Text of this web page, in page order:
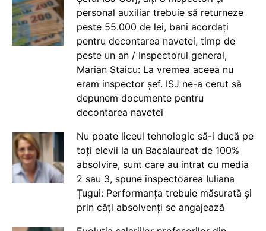
personal auxiliar trebuie să returneze
peste 55.000 de lei, bani acordați
pentru decontarea navetei, timp de
peste un an / Inspectorul general,
Marian Staicu: La vremea aceea nu
eram inspector șef. ISJ ne-a cerut să
depunem documente pentru
decontarea navetei
Nu poate liceul tehnologic să-i ducă pe
toți elevii la un Bacalaureat de 100%
absolvire, sunt care au intrat cu media
2 sau 3, spune inspectoarea Iuliana
Țugui: Performanța trebuie măsurată și
prin câți absolvenți se angajează